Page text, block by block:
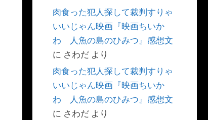
肉食った犯人探して裁判すりゃ
いいじゃん映画『映画ちいか
わ 人魚の島のひみつ』感想文
に さわだ より
肉食った犯人探して裁判すりゃ
いいじゃん映画『映画ちいか
わ 人魚の島のひみつ』感想文
に さわだ より